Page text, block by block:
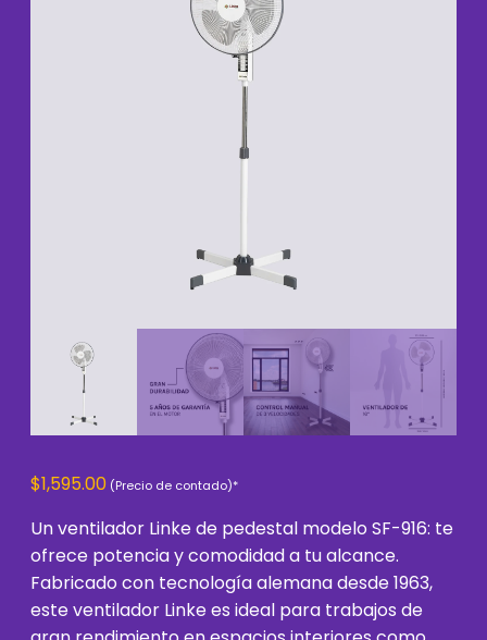
$1,595.00
Un ventilador Linke de pedestal modelo SF-916: te
ofrece potencia y comodidad a tu alcance.
Fabricado con tecnología alemana desde 1963,
este ventilador Linke es ideal para trabajos de